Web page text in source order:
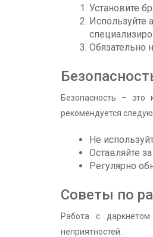
Установите
Используйте
Обязательно
Безопасность – это
рекомендуется
Не
Оставляйте
Регулярно
Советы по
Работа с даркнетом
неприятностей: